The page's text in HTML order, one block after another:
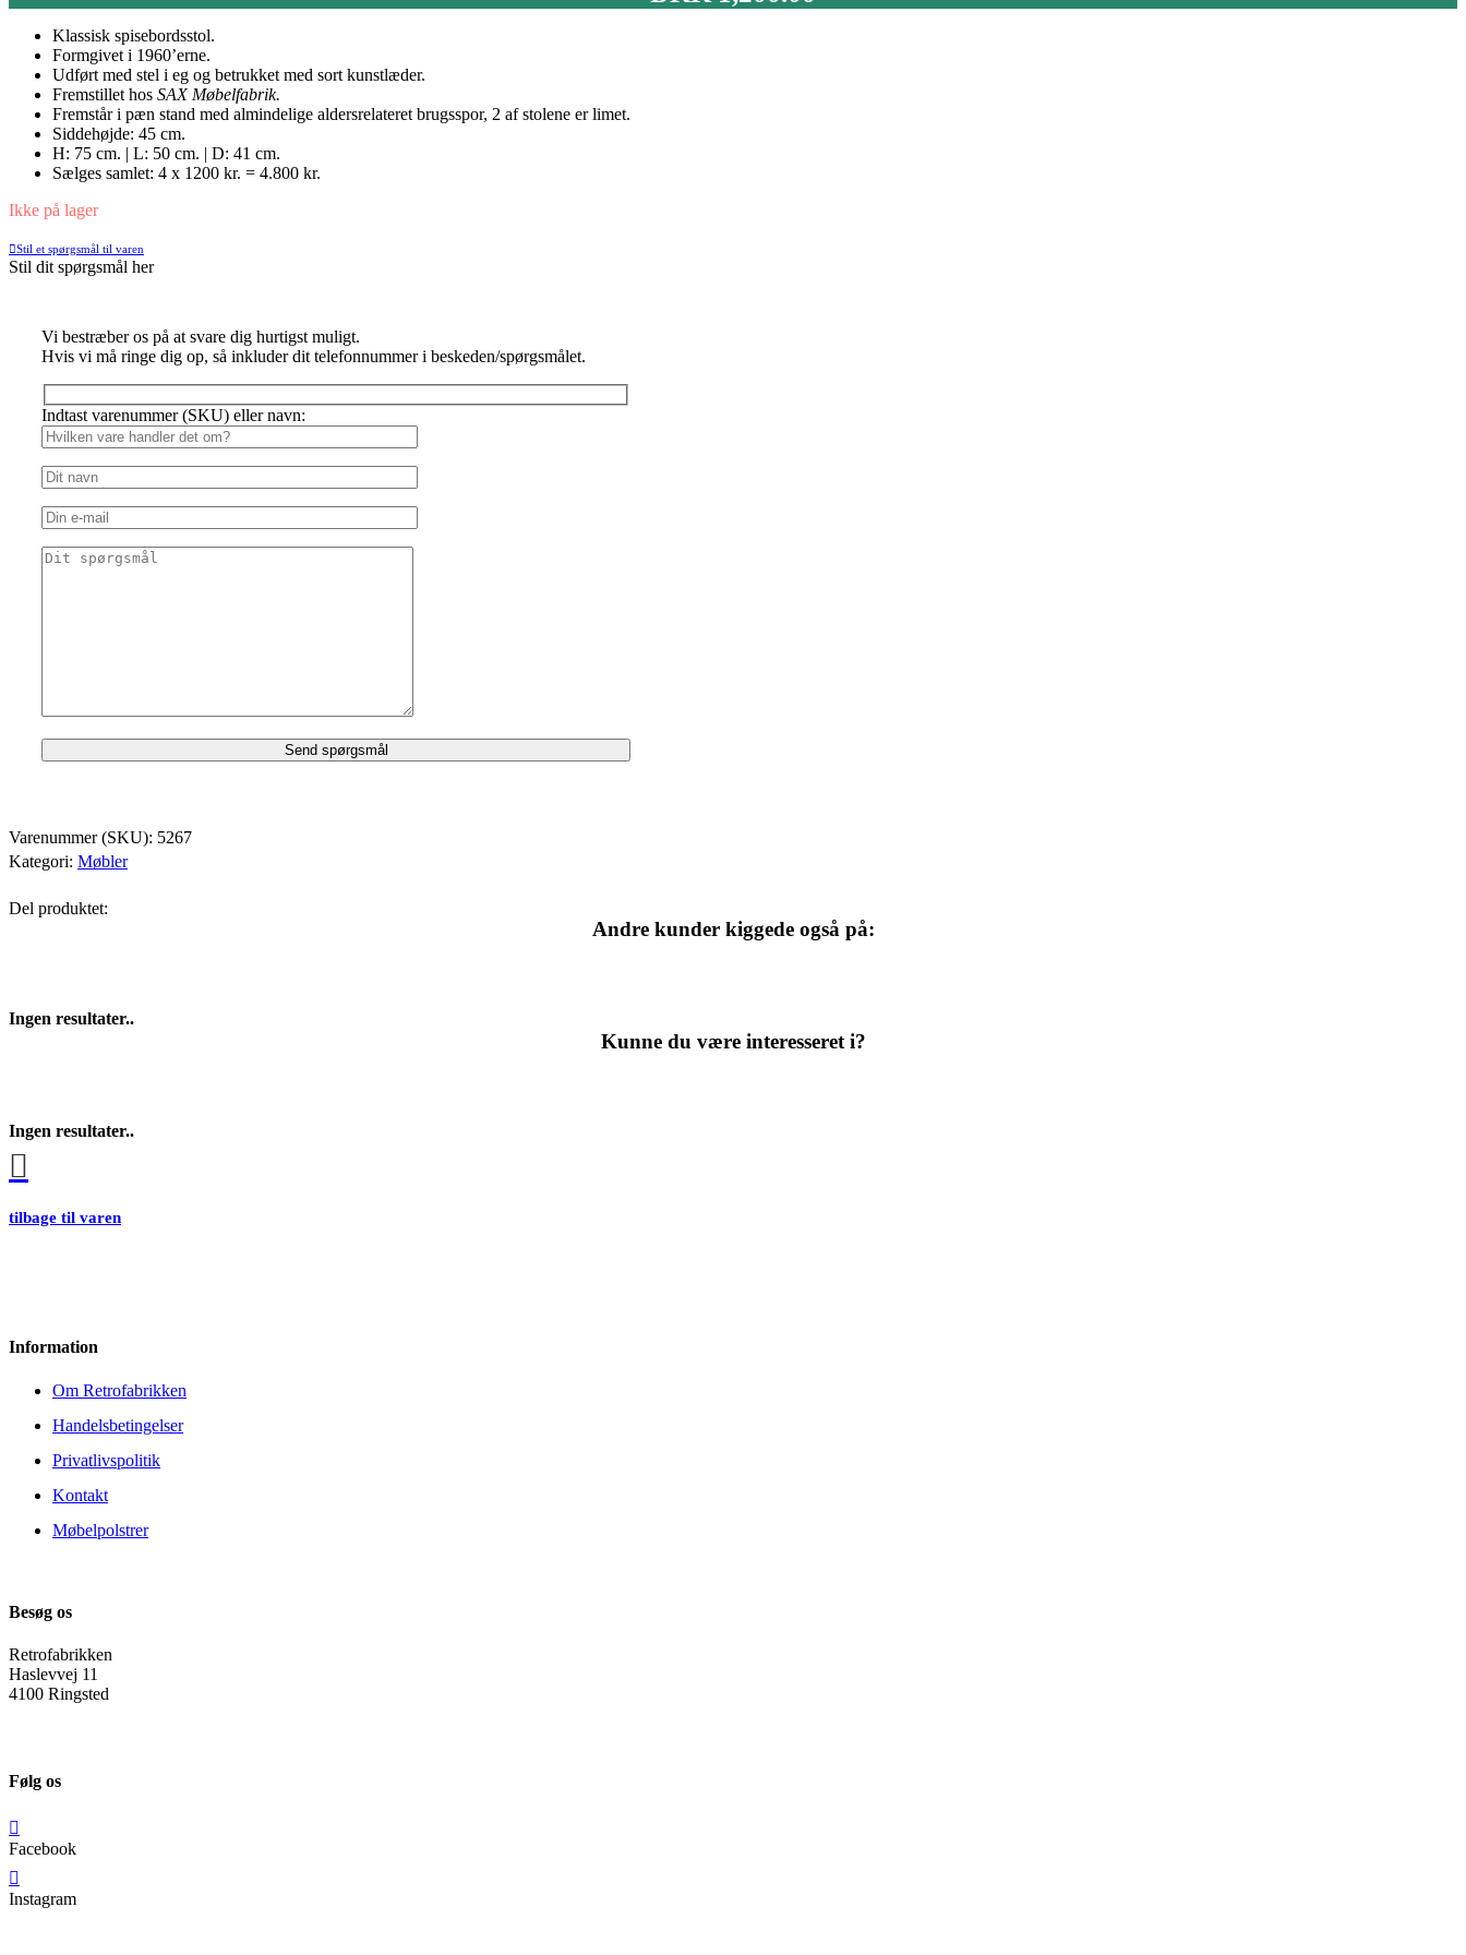
Klassisk spisebordsstol.
Formgivet i 1960’erne.
Udført med stel i eg og betrukket med sort kunstlæder.
Fremstillet hos SAX Møbelfabrik.
Fremstår i pæn stand med almindelige aldersrelateret brugsspor, 2 af stolene er limet.
Siddehøjde: 45 cm.
H: 75 cm. | L: 50 cm. | D: 41 cm.
Sælges samlet: 4 x 1200 kr. = 4.800 kr.
Ikke på lager
Stil et spørgsmål til varen
Stil dit spørgsmål her
Vi bestræber os på at svare dig hurtigst muligt.
Hvis vi må ringe dig op, så inkluder dit telefonnummer i beskeden/spørgsmålet.
Indtast varenummer (SKU) eller navn:
Varenummer (SKU): 5267
Kategori: Møbler
Del produktet:
Andre kunder kiggede også på:
Ingen resultater..
Kunne du være interesseret i?
Ingen resultater..
tilbage til varen
Information
Om Retrofabrikken
Handelsbetingelser
Privatlivspolitik
Kontakt
Møbelpolstrer
Besøg os
Retrofabrikken
Haslevvej 11
4100 Ringsted
Følg os
Facebook
Instagram